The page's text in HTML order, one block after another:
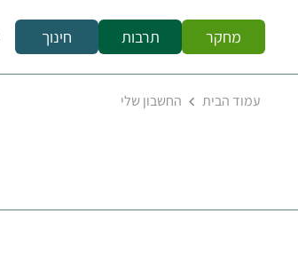
מחקר תרבות חינוך
עמוד הבית החשבון שלי